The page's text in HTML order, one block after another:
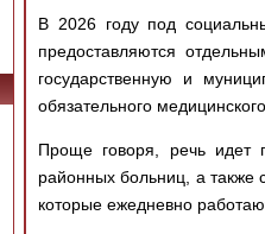
В 2026 году под
предоставляются
государственную и
обязательного
Проще говоря, речь идет
районных больниц, а также
которые ежедневно